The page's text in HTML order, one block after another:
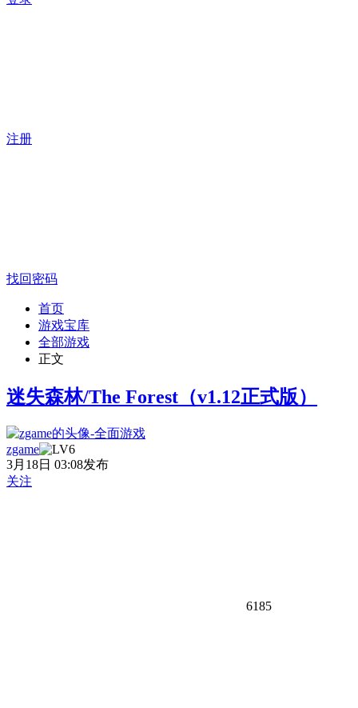
注册
找回密码
首页
游戏宝库
全部游戏
正文
迷失森林/The Forest（v1.12正式版）
zgame
3月18日 03:08发布
关注
6185